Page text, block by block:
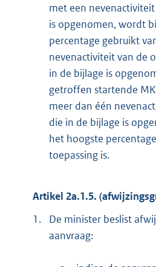
met een
is opgenomen, wordt
percentage gebruikt
nevenactiviteit van de
in de bijlage is
getroffen startende
meer dan één
die in de bijlage is
het hoogste
toepassing is.
Artikel 2a.1.5.
1.
De minister beslist
aanvraag: